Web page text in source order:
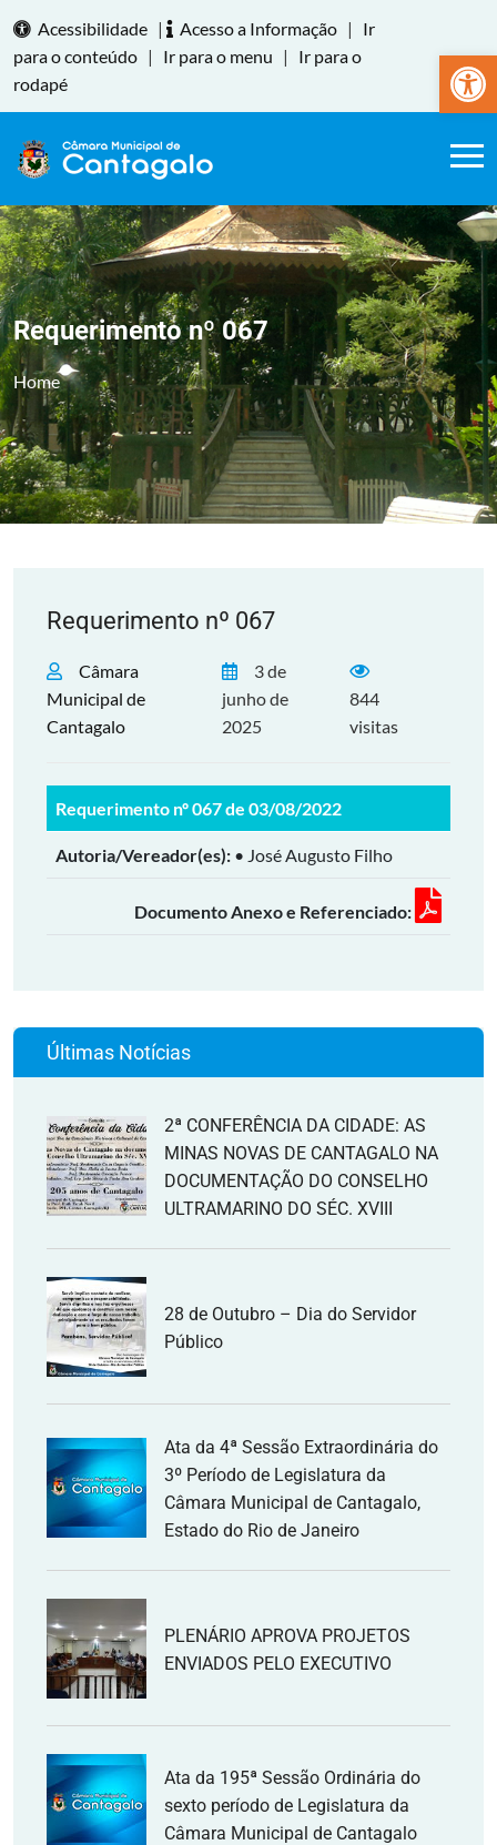
Abrir
Acessibilidade | Acesso a Informação |
Ir
para o conteúdo | Ir para o menu |
Ir para o
rodapé
Requerimento nº 067
Home
Requerimento nº 067
Câmara
Municipal de
Cantagalo
3 de
junho de
2025
844
visitas
Requerimento nº 067 de 03/08/2022
Autoria/Vereador(es): • José Augusto Filho
Documento Anexo e Referenciado:
Últimas Notícias
2ª CONFERÊNCIA DA CIDADE: AS
MINAS NOVAS DE CANTAGALO NA
DOCUMENTAÇÃO DO CONSELHO
ULTRAMARINO DO SÉC. XVIII
28 de Outubro – Dia do Servidor
Público
Ata da 4ª Sessão Extraordinária do
3º Período de Legislatura da
Câmara Municipal de Cantagalo,
Estado do Rio de Janeiro
PLENÁRIO APROVA PROJETOS
ENVIADOS PELO EXECUTIVO
Ata da 195ª Sessão Ordinária do
sexto período de Legislatura da
Câmara Municipal de Cantagalo